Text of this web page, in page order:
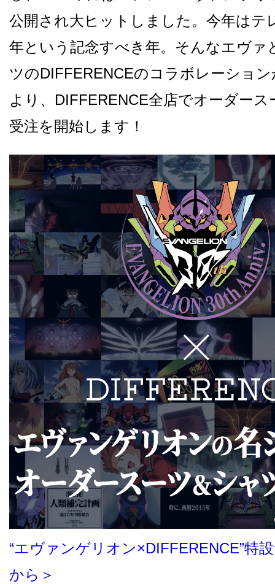
公開され大ヒットしました。今年はテ
年という記念すべき年。そんなエヴァ
ツのDIFFERENCEのコラボレーショ
より、DIFFERENCE全店でオーダー
受注を開始します！
“エヴァンゲリオン×DIFFERENCE”特
から＞